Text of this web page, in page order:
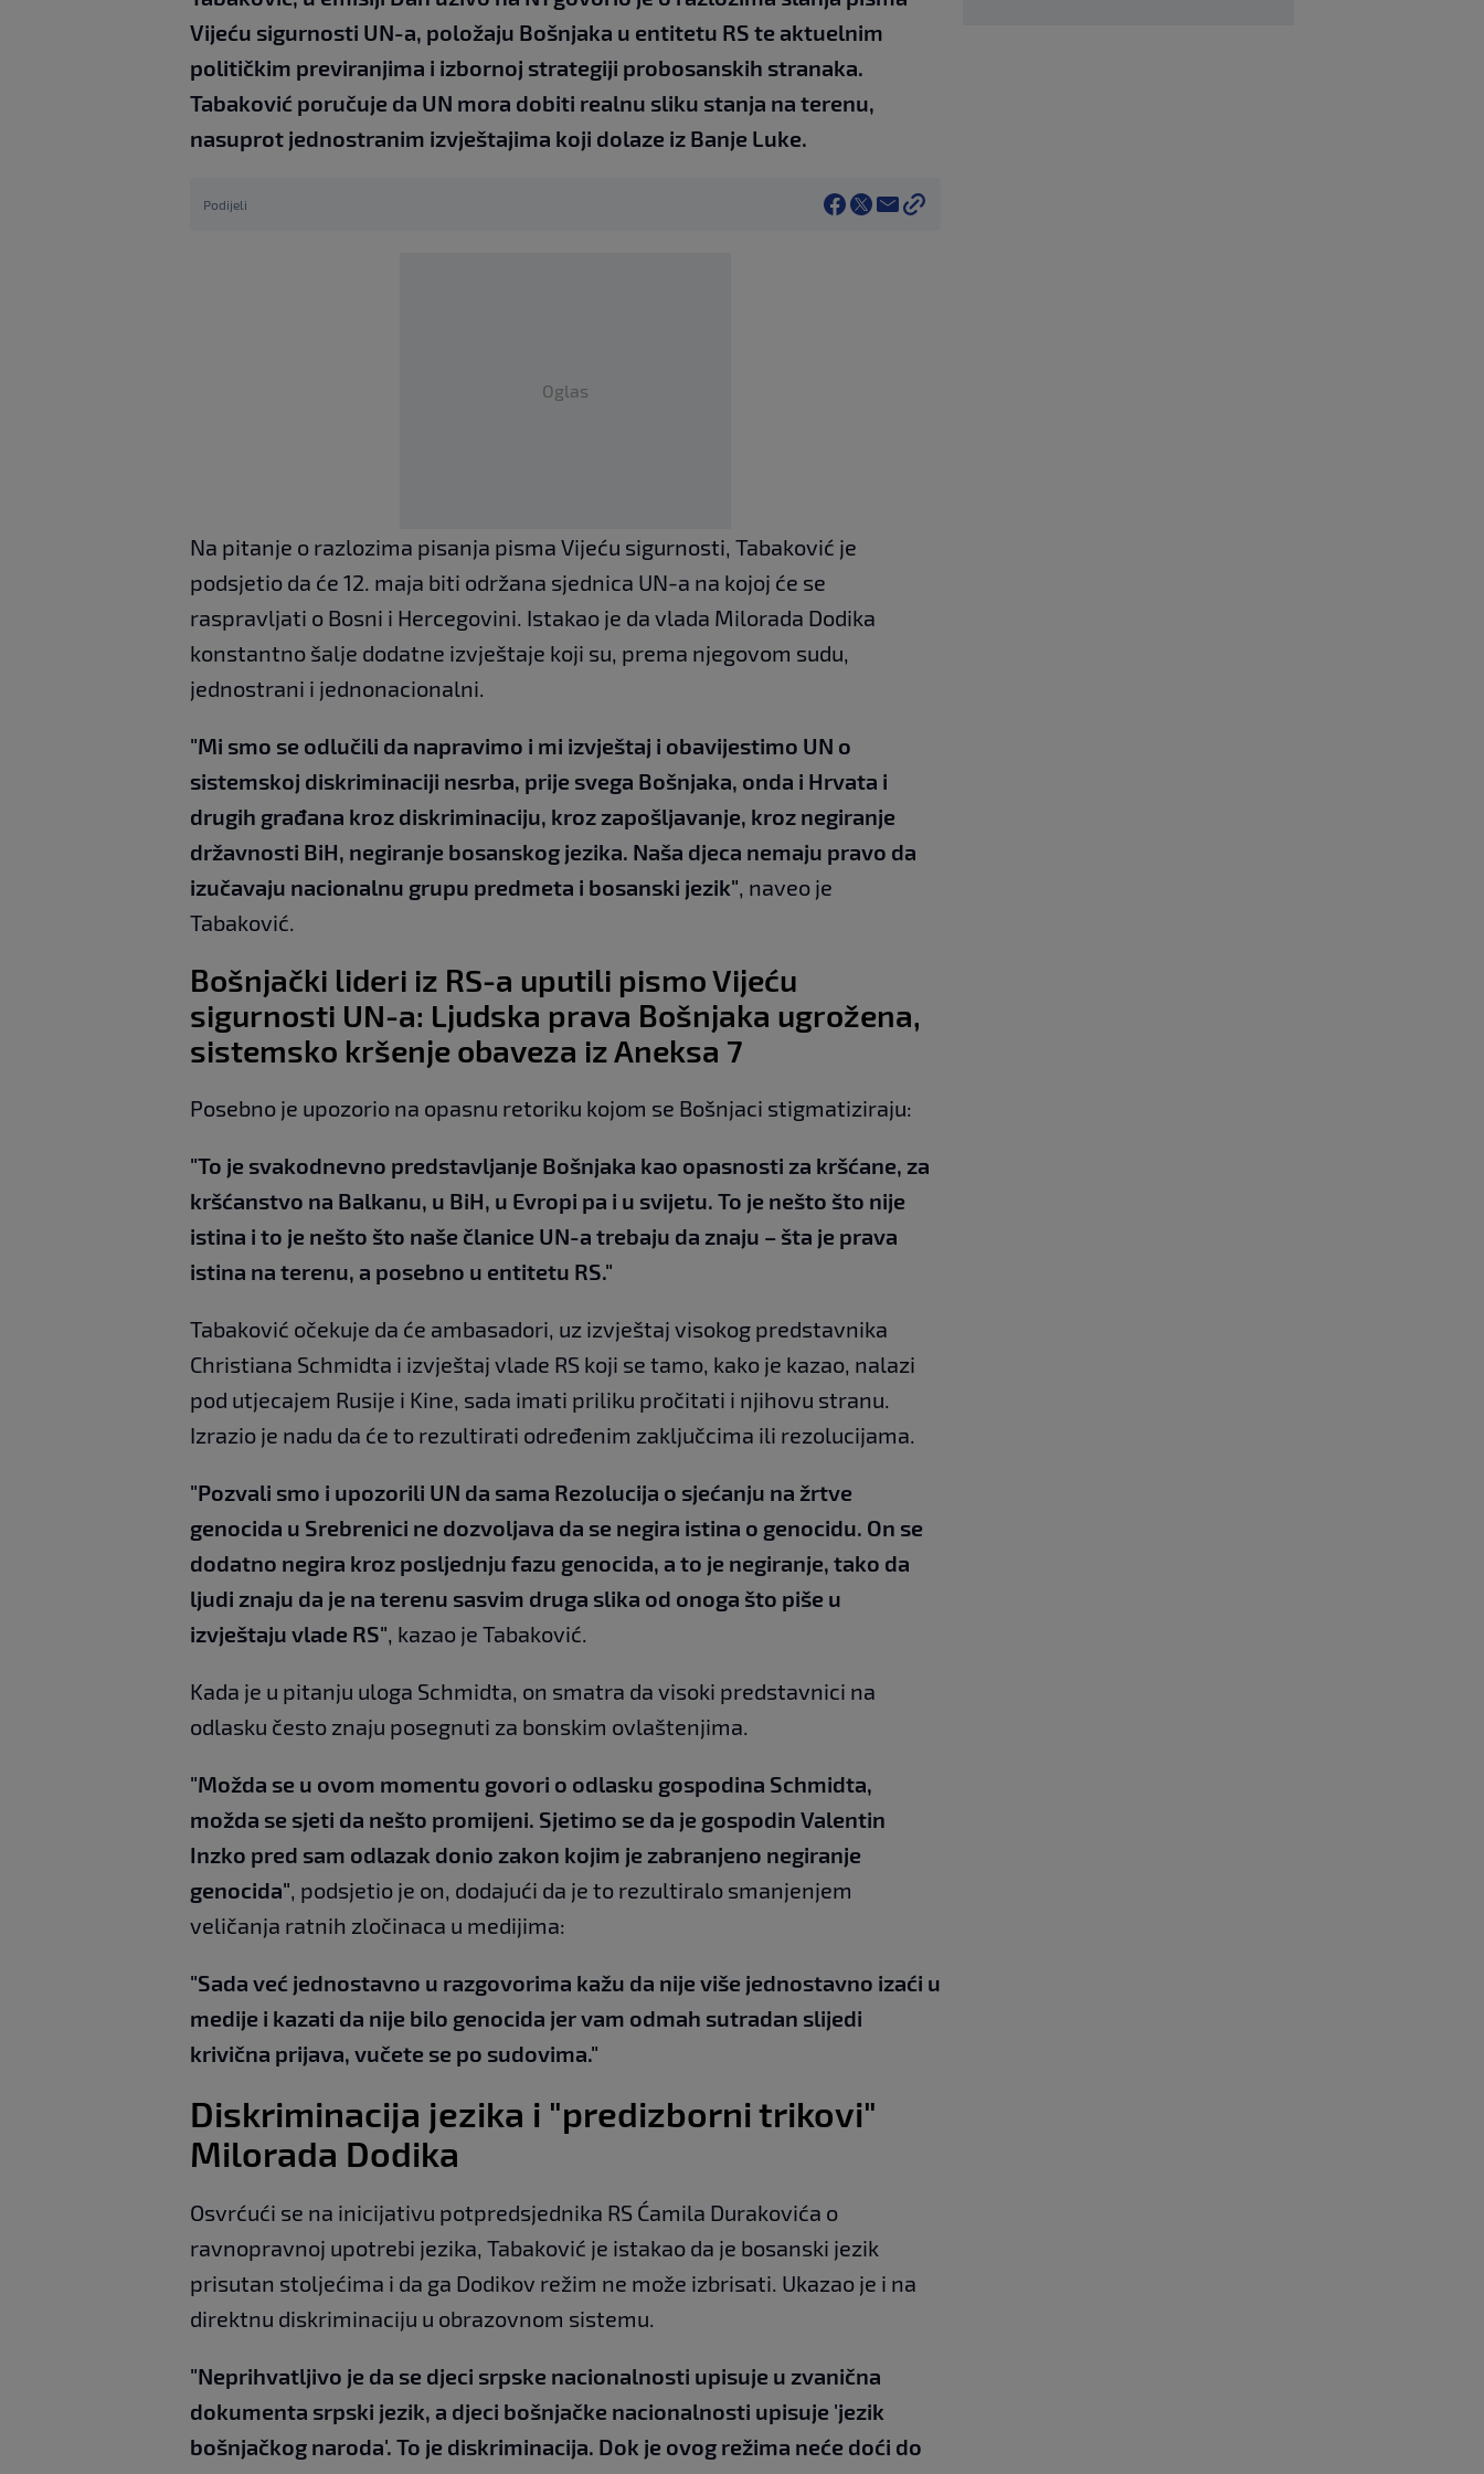
Vijeću sigurnosti UN-a, položaju Bošnjaka u entitetu RS te aktuelnim
političkim previranjima i izbornoj strategiji probosanskih stranaka.
Tabaković poručuje da UN mora dobiti realnu sliku stanja na terenu,
nasuprot jednostranim izvještajima koji dolaze iz Banje Luke.
Podijeli
Oglas
Na pitanje o razlozima pisanja pisma Vijeću sigurnosti, Tabaković je
podsjetio da će 12. maja biti održana sjednica UN-a na kojoj će se
raspravljati o Bosni i Hercegovini. Istakao je da vlada Milorada Dodika
konstantno šalje dodatne izvještaje koji su, prema njegovom sudu,
jednostrani i jednonacionalni.
"Mi smo se odlučili da napravimo i mi izvještaj i obavijestimo UN o
sistemskoj diskriminaciji nesrba, prije svega Bošnjaka, onda i Hrvata i
drugih građana kroz diskriminaciju, kroz zapošljavanje, kroz negiranje
državnosti BiH, negiranje bosanskog jezika. Naša djeca nemaju pravo da
izučavaju nacionalnu grupu predmeta i bosanski jezik", naveo je
Tabaković.
Bošnjački lideri iz RS-a uputili pismo Vijeću
sigurnosti UN-a: Ljudska prava Bošnjaka ugrožena,
sistemsko kršenje obaveza iz Aneksa 7
Posebno je upozorio na opasnu retoriku kojom se Bošnjaci stigmatiziraju:
"To je svakodnevno predstavljanje Bošnjaka kao opasnosti za kršćane, za
kršćanstvo na Balkanu, u BiH, u Evropi pa i u svijetu. To je nešto što nije
istina i to je nešto što naše članice UN-a trebaju da znaju – šta je prava
istina na terenu, a posebno u entitetu RS."
Tabaković očekuje da će ambasadori, uz izvještaj visokog predstavnika
Christiana Schmidta i izvještaj vlade RS koji se tamo, kako je kazao, nalazi
pod utjecajem Rusije i Kine, sada imati priliku pročitati i njihovu stranu.
Izrazio je nadu da će to rezultirati određenim zaključcima ili rezolucijama.
"Pozvali smo i upozorili UN da sama Rezolucija o sjećanju na žrtve
genocida u Srebrenici ne dozvoljava da se negira istina o genocidu. On se
dodatno negira kroz posljednju fazu genocida, a to je negiranje, tako da
ljudi znaju da je na terenu sasvim druga slika od onoga što piše u
izvještaju vlade RS", kazao je Tabaković.
Kada je u pitanju uloga Schmidta, on smatra da visoki predstavnici na
odlasku često znaju posegnuti za bonskim ovlaštenjima.
"Možda se u ovom momentu govori o odlasku gospodina Schmidta,
možda se sjeti da nešto promijeni. Sjetimo se da je gospodin Valentin
Inzko pred sam odlazak donio zakon kojim je zabranjeno negiranje
genocida", podsjetio je on, dodajući da je to rezultiralo smanjenjem
veličanja ratnih zločinaca u medijima:
"Sada već jednostavno u razgovorima kažu da nije više jednostavno izaći u
medije i kazati da nije bilo genocida jer vam odmah sutradan slijedi
krivična prijava, vučete se po sudovima."
Diskriminacija jezika i "predizborni trikovi"
Milorada Dodika
Osvrćući se na inicijativu potpredsjednika RS Ćamila Durakovića o
ravnopravnoj upotrebi jezika, Tabaković je istakao da je bosanski jezik
prisutan stoljećima i da ga Dodikov režim ne može izbrisati. Ukazao je i na
direktnu diskriminaciju u obrazovnom sistemu.
"Neprihvatljivo je da se djeci srpske nacionalnosti upisuje u zvanična
dokumenta srpski jezik, a djeci bošnjačke nacionalnosti upisuje 'jezik
bošnjačkog naroda'. To je diskriminacija. Dok je ovog režima neće doći do